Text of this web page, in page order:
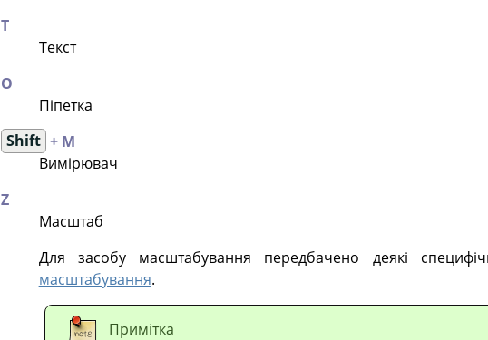
T
Текст
O
Піпетка
Shift + M
Вимірювач
Z
Масштаб
Для засобу масштабування передбачено деякі
масштабування.
Примітка